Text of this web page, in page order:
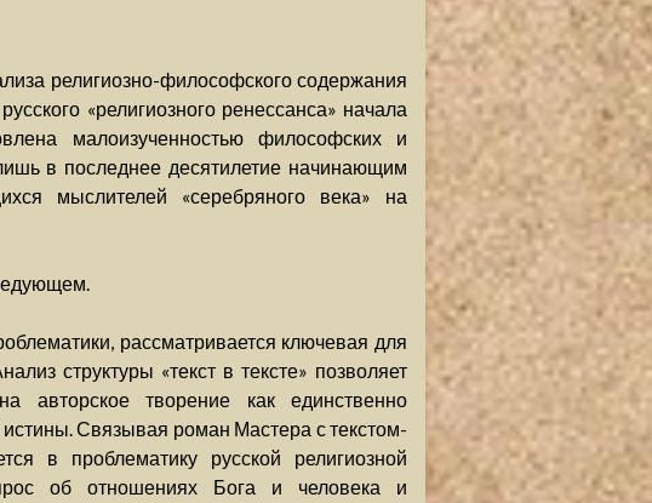
религиозно-философского содержания
«религиозного ренессанса» начала
малоизученностью философских и
в последнее десятилетие начинающим
мыслителей «серебряного века» на
рассматривается ключевая для
структуры «текст в тексте» позволяет
авторское творение как единственно
Связывая роман Мастера с текстом-
в проблематику русской религиозной
об отношениях Бога и человека и